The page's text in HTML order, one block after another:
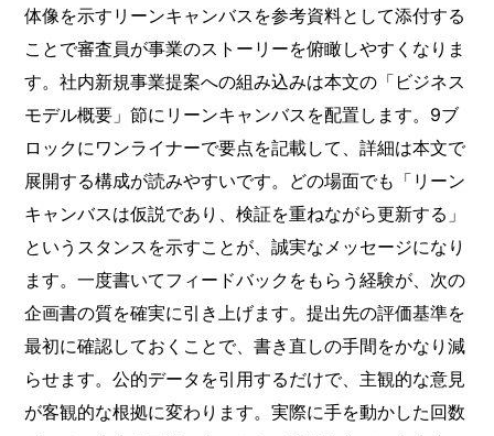
体像を示すリーンキャンバスを参考資料として添付する
ことで審査員が事業のストーリーを俯瞰しやすくなりま
す。社内新規事業提案への組み込みは本文の「ビジネス
モデル概要」節にリーンキャンバスを配置します。9ブ
ロックにワンライナーで要点を記載して、詳細は本文で
展開する構成が読みやすいです。どの場面でも「リーン
キャンバスは仮説であり、検証を重ねながら更新する」
というスタンスを示すことが、誠実なメッセージになり
ます。一度書いてフィードバックをもらう経験が、次の
企画書の質を確実に引き上げます。提出先の評価基準を
最初に確認しておくことで、書き直しの手間をかなり減
らせます。公的データを引用するだけで、主観的な意見
が客観的な根拠に変わります。実際に手を動かした回数